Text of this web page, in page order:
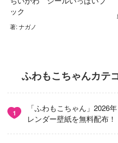
ック
著: ナガノ
ふわもこちゃんカテ
1
「ふわもこちゃん」2026
レンダー壁紙を無料配布！